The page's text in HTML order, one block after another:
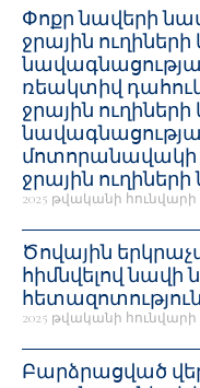
Փոքր նավերի
ջրային
ռեակտիվ
ջրային
մոտորանավակի
ջրային
2025 թվականի հունվարի
Ծովային
հիմնվելով
2025 թվականի հունվարի
Բարձրացված